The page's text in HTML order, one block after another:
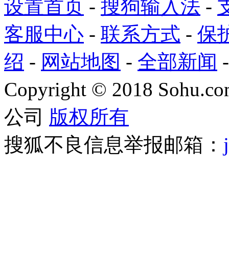
设置首页 - 搜狗输入法 -
客服中心 - 联系方式 - 保
绍 - 网站地图 - 全部新闻
Copyright © 2018
公司 版权所有
搜狐不良信息举报邮箱：